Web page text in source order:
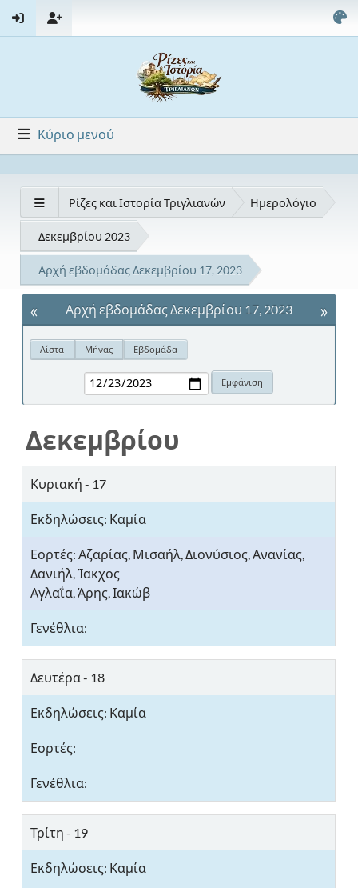
Κύριο μενού
Ρίζες και Ιστορία Τριγλιανών Ημερολόγιο
Δεκεμβρίου 2023
Αρχή εβδομάδας Δεκεμβρίου 17, 2023
« »
Αρχή εβδομάδας Δεκεμβρίου 17, 2023
Λίστα Μήνας Εβδομάδα
Δεκεμβρίου
Κυριακή - 17
Αζαρίας, Μισαήλ, Διονύσιος, Ανανίας,
Δανιήλ, Ίακχος
Αγλαΐα, Άρης, Ιακώβ
Δευτέρα - 18
Τρίτη - 19